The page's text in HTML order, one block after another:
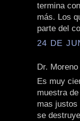
termina
más. Los
parte del
24 DE
Dr.
Es muy
muestra
mas justos
se